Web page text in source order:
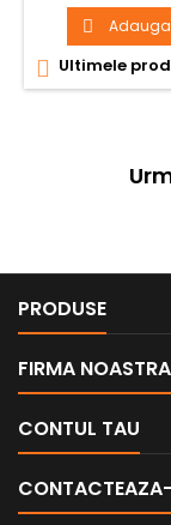

 Ultimele
PRODUSE
FIRMA NOASTRA
CONTUL TAU